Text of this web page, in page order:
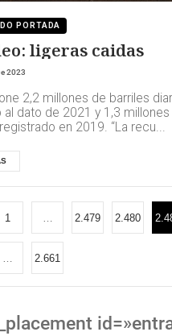
PORTADA
ligeras caidas
2023
2,2 millones de barriles
dato de 2021 y 1,3 millones
en 2019. “La recu...
1 2.479 2.480
2.661